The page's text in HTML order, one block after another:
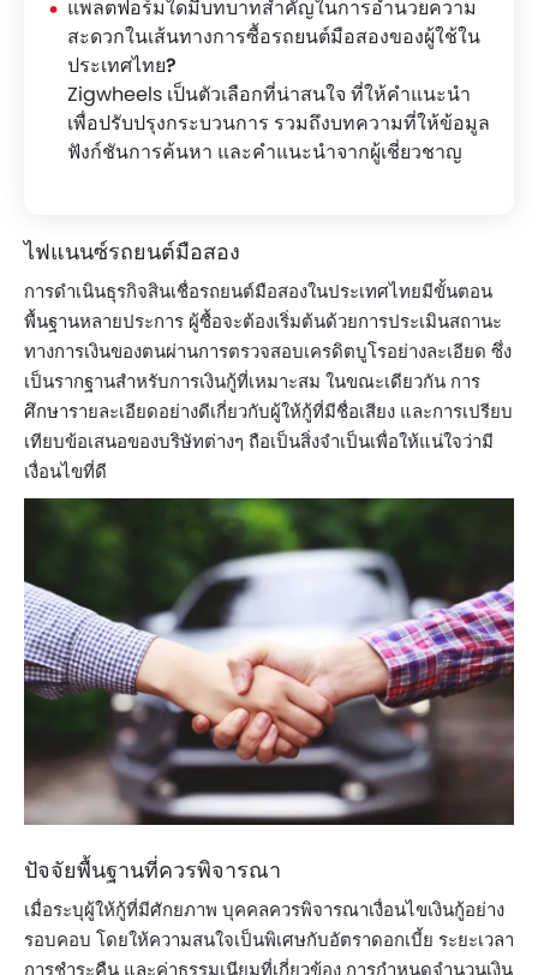
แพลตฟอร์มใดมีบทบาทสำคัญในการอำนวยความ
สะดวกในเส้นทางการซื้อรถยนต์มือสองของผู้ใช้ใน
ประเทศไทย?
Zigwheels เป็นตัวเลือกที่น่าสนใจ ที่ให้คำแนะนำ
เพื่อปรับปรุงกระบวนการ รวมถึงบทความที่ให้ข้อมูล
ฟังก์ชันการค้นหา และคำแนะนำจากผู้เชี่ยวชาญ
ไฟแนนซ์รถยนต์มือสอง
การดำเนินธุรกิจสินเชื่อรถยนต์มือสองในประเทศไทยมีขั้นตอน
พื้นฐานหลายประการ ผู้ซื้อจะต้องเริ่มต้นด้วยการประเมินสถานะ
ทางการเงินของตนผ่านการตรวจสอบเครดิตบูโรอย่างละเอียด ซึ่ง
เป็นรากฐานสำหรับการเงินกู้ที่เหมาะสม ในขณะเดียวกัน การ
ศึกษารายละเอียดอย่างดีเกี่ยวกับผู้ให้กู้ที่มีชื่อเสียง และการเปรียบ
เทียบข้อเสนอของบริษัทต่างๆ ถือเป็นสิ่งจำเป็นเพื่อให้แน่ใจว่ามี
เงื่อนไขที่ดี
ปัจจัยพื้นฐานที่ควรพิจารณา
เมื่อระบุผู้ให้กู้ที่มีศักยภาพ บุคคลควรพิจารณาเงื่อนไขเงินกู้อย่าง
รอบคอบ โดยให้ความสนใจเป็นพิเศษกับอัตราดอกเบี้ย ระยะเวลา
การชำระคืน และค่าธรรมเนียมที่เกี่ยวข้อง การกำหนดจำนวนเงิน